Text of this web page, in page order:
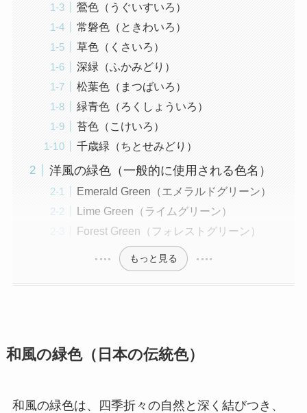
鶯色（うぐいすいろ）
常磐色（ときわいろ）
草色（くさいろ）
深緑（ふかみどり）
松葉色（まつばいろ）
緑青色（ろくしょういろ）
苔色（こけいろ）
千歳緑（ちとせみどり）
洋風の緑色（一般的に使用される色名）
Emerald Green（エメラルドグリーン）
Lime Green（ライムグリーン）
Forest Green（フォレストグリーン）
もっと見る
和風の緑色（日本の伝統色）
和風の緑色は、四季折々の自然と深く結びつき、